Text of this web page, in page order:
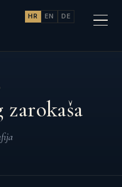
HR EN DE